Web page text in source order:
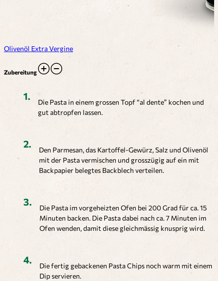
Olivenöl Extra Vergine
Zubereitung
Die Pasta in einem grossen Topf “al dente” kochen und
gut abtropfen lassen.
Den Parmesan, das Kartoffel-Gewürz, Salz und Olivenöl
mit der Pasta vermischen und grosszügig auf ein mit
Backpapier belegtes Backblech verteilen.
Die Pasta im vorgeheizten Ofen bei 200 Grad für ca. 15
Minuten backen. Die Pasta dabei nach ca. 7 Minuten im
Ofen wenden, damit diese gleichmässig knusprig wird.
Die fertig gebackenen Pasta Chips noch warm mit einem
Dip servieren.